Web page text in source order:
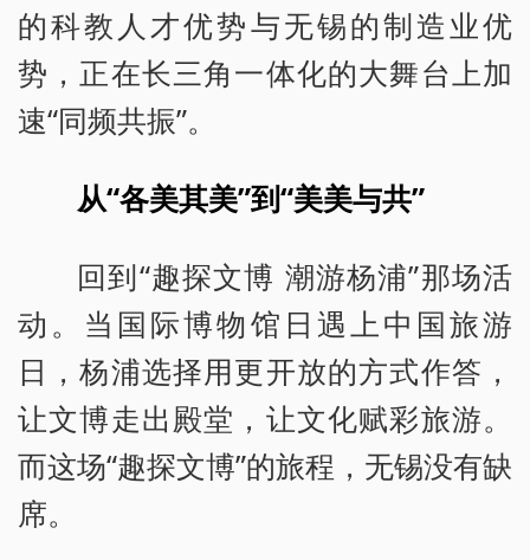
的科教人才优势与无锡的制造业优
势，正在长三角一体化的大舞台上加
速“同频共振”。
从“各美其美”到“美美与共”
回到“趣探文博 潮游杨浦”那场活
动。当国际博物馆日遇上中国旅游
日，杨浦选择用更开放的方式作答，
让文博走出殿堂，让文化赋彩旅游。
而这场“趣探文博”的旅程，无锡没有缺
席。